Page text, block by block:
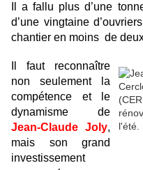
Il a fallu plus d’une
d’une vingtaine
chantier en moins de
Il faut reconnaître
non seulement la
compétence et le
dynamisme de
Jean-Claude Joly,
mais son grand
investissement